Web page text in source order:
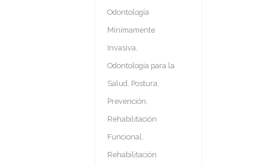
Odontología
Mínimamente
Invasiva,
Odontología para la
Salud, Postura,
Prevención,
Rehabilitación
Funcional,
Rehabilitación